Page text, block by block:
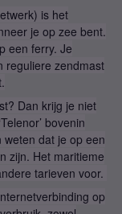
is het
je op zee bent.
een ferry. Je
reguliere zendmast
Dan krijg je niet
bovenin
dat je op een
zijn. Het maritieme
tarieven voor.
op